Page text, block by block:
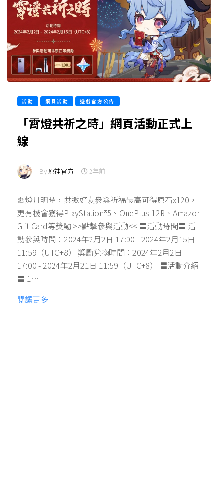
活動 網頁活動 遊戲官方公告
「霄燈共祈之時」網頁活動正式上
線
By原神官方 - 2年前
霄燈月明時，共邀好友參與祈福最高可得原石x120，
更有機會獲得PlayStation®5、OnePlus 12R、Amazon
Gift Card等獎勵 >>點擊參與活動<< 〓活動時間〓 活
動參與時間：2024年2月2日 17:00 - 2024年2月15日
11:59（UTC+8） 獎勵兌換時間：2024年2月2日
17:00 - 2024年2月21日 11:59（UTC+8） 〓活動介紹
〓 1…
閱讀更多